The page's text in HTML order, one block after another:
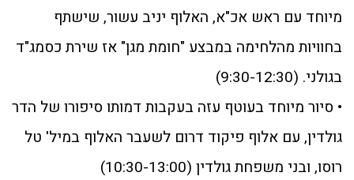
מיוחד עם ראש אכ"א, האלוף יניב עשור, שישתף
בחוויות מהלחימה במבצע "חומת מגן" אז שירת כסמג"ד
בגולני. (9:30-12:30)
• סיור מיוחד בעוטף עזה בעקבות דמותו סיפורו של הדר
גולדין, עם אלוף פיקוד דרום לשעבר האלוף במיל' טל
רוסו, ובני משפחת גולדין (10:30-13:00)